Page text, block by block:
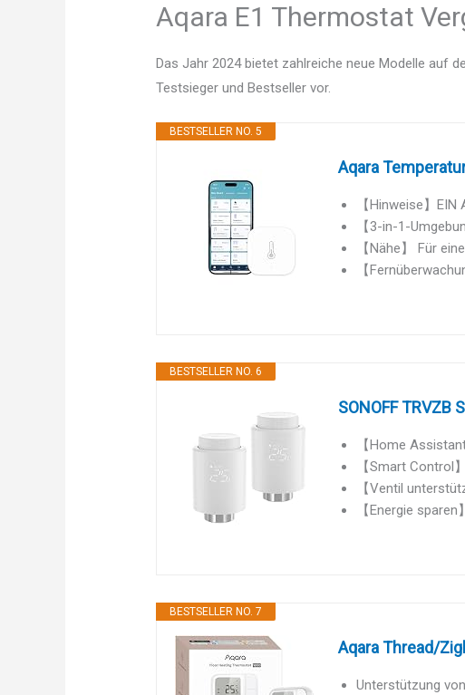
Aqara E1 Thermostat
Das Jahr 2024 bietet zahlreiche neue Modelle auf
Testsieger und Bestseller vor.
BESTSELLER NO. 5
Aqara
【Hinweise】EIN
【3-in-1-
【Nähe】 Für
【
BESTSELLER NO. 6
SONOFF
【Home
【Smart Control
【Ventil
【Energie
BESTSELLER NO. 7
Aqara Thread/
Unterstützung